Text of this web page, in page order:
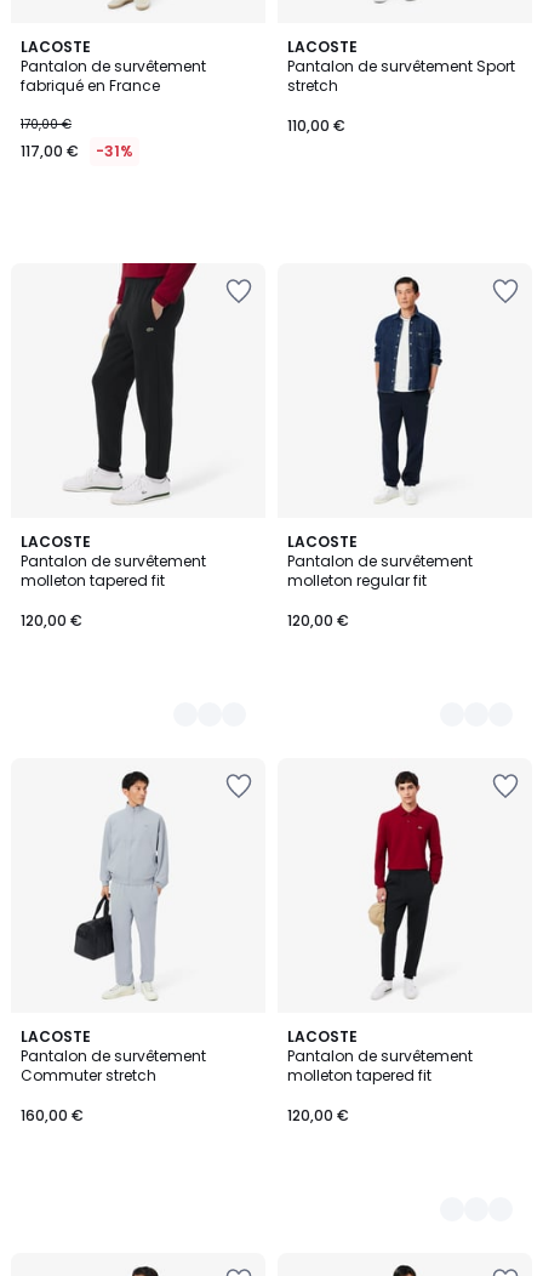
LACOSTE
Pantalon de survêtement
fabriqué en France
170,00 €
117,00 € -31%
LACOSTE
Pantalon de survêtement Sport
stretch
110,00 €
LACOSTE
Pantalon de survêtement
molleton tapered fit
120,00 €
2
Couleurs
LACOSTE
Pantalon de survêtement
molleton regular fit
120,00 €
3
Couleurs
LACOSTE
Pantalon de survêtement
Commuter stretch
160,00 €
LACOSTE
Pantalon de survêtement
molleton tapered fit
120,00 €
2
Couleurs